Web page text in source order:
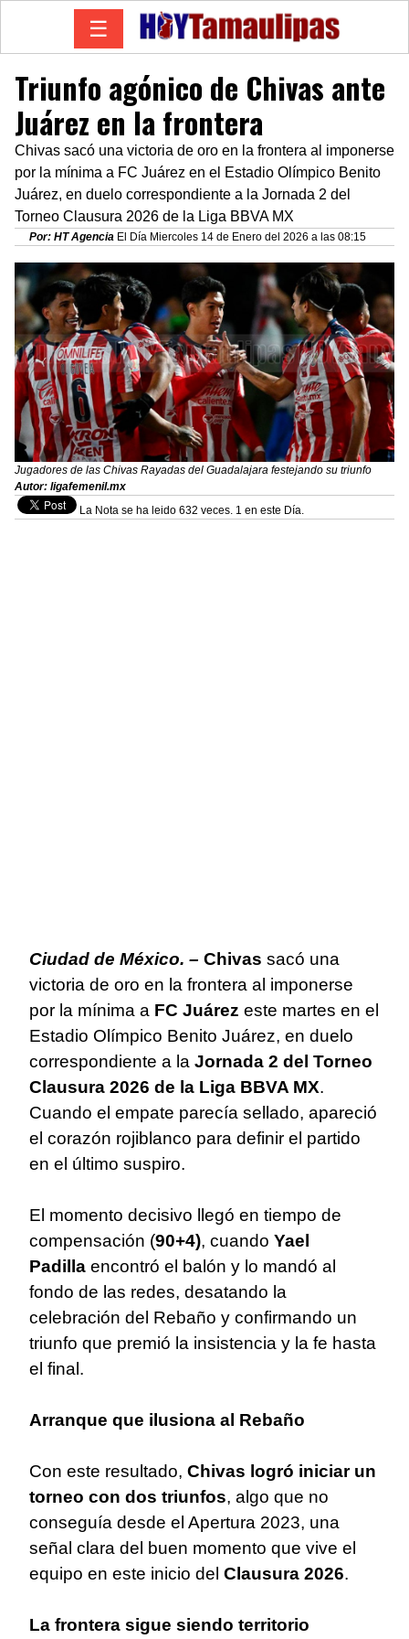
☰
Triunfo agónico de Chivas ante
Juárez en la frontera
Chivas sacó una victoria de oro en la frontera al imponerse
por la mínima a FC Juárez en el Estadio Olímpico Benito
Juárez, en duelo correspondiente a la Jornada 2 del
Torneo Clausura 2026 de la Liga BBVA MX
Por: HT Agencia El Día Miercoles 14 de Enero del 2026 a las 08:15
Jugadores de las Chivas Rayadas del Guadalajara festejando su triunfo
Autor: ligafemenil.mx
La Nota se ha leido 632 veces. 1 en este Día.
Ciudad de México. – Chivas sacó una
victoria de oro en la frontera al imponerse
por la mínima a FC Juárez este martes en el
Estadio Olímpico Benito Juárez, en duelo
correspondiente a la Jornada 2 del Torneo
Clausura 2026 de la Liga BBVA MX.
Cuando el empate parecía sellado, apareció
el corazón rojiblanco para definir el partido
en el último suspiro.
El momento decisivo llegó en tiempo de
compensación (90+4), cuando Yael
Padilla encontró el balón y lo mandó al
fondo de las redes, desatando la
celebración del Rebaño y confirmando un
triunfo que premió la insistencia y la fe hasta
el final.
Arranque que ilusiona al Rebaño
Con este resultado, Chivas logró iniciar un
torneo con dos triunfos, algo que no
conseguía desde el Apertura 2023, una
señal clara del buen momento que vive el
equipo en este inicio del Clausura 2026.
La frontera sigue siendo territorio